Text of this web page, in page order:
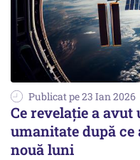
Publicat pe 23 Ian 2026
Ce revelație a
umanitate după
nouă luni